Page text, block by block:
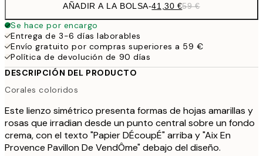
AÑADIR A LA BOLSA-41,30 €59 €
Se hace por encargo
Entrega de 3-6 días laborables
Envío gratuito por compras superiores a 59 €
Política de devolución de 90 días
DESCRIPCIÓN DEL PRODUCTO
Corales coloridos
Este lienzo simétrico presenta formas de hojas amarillas y
rosas que irradian desde un punto central sobre un fondo
crema, con el texto "Papier DÉcoupÉ" arriba y "Aix En
Provence Pavillon De VendÔme" debajo del diseño.